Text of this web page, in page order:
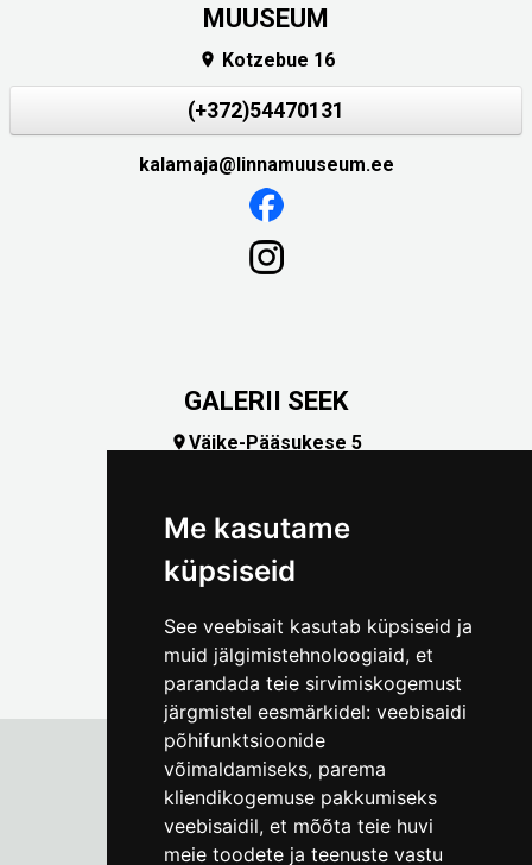
Me kasutame
küpsiseid
See veebisait kasutab küpsiseid ja
muid jälgimistehnoloogiaid, et
parandada teie sirvimiskogemust
järgmistel eesmärkidel: veebisaidi
põhifunktsioonide
võimaldamiseks, parema
kliendikogemuse pakkumiseks
veebisaidil, et mõõta teie huvi
meie toodete ja teenuste vastu
MUUSEUM
 Kotzebue 16
(+372)54470131
kalamaja@linnamuuseum.ee
GALERII SEEK
Väike-Pääsukese 5
Tallinna Linnamuuseum
Vene 17